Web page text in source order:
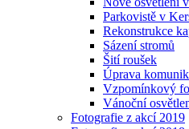
Parkovistě v
Rekonstrukce
Sázení stromů
Šití roušek
Úprava
Vzpomínkový
Vánoční
Fotografie z akcí 2019